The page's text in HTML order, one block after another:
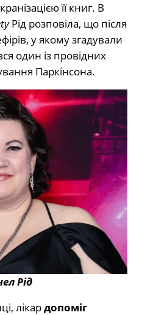
її книг. В
Рід розповіла, що після
у якому згадували
один із провідних
Паркінсона.
Рід
лікардопоміг